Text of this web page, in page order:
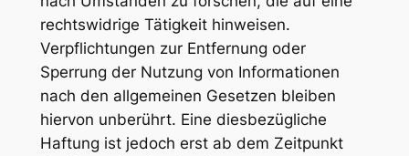
rechtswidrige Tätigkeit hinweisen.
Verpflichtungen zur Entfernung oder
Sperrung der Nutzung von Informationen
nach den allgemeinen Gesetzen bleiben
hiervon unberührt. Eine diesbezügliche
Haftung ist jedoch erst ab dem Zeitpunkt